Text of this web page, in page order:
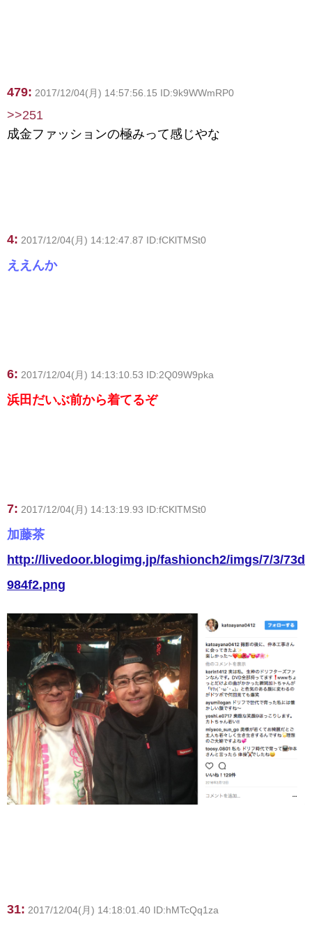
479: 2017/12/04(月) 14:57:56.15 ID:9k9WWmRP0
>>251
成金ファッションの極みって感じやな
4: 2017/12/04(月) 14:12:47.87 ID:fCKlTMSt0
ええんか
6: 2017/12/04(月) 14:13:10.53 ID:2Q09W9pka
浜田だいぶ前から着てるぞ
7: 2017/12/04(月) 14:13:19.93 ID:fCKlTMSt0
加藤茶
http://livedoor.blogimg.jp/fashionch2/imgs/7/3/73d
984f2.png
31: 2017/12/04(月) 14:18:01.40 ID:hMTcQq1za